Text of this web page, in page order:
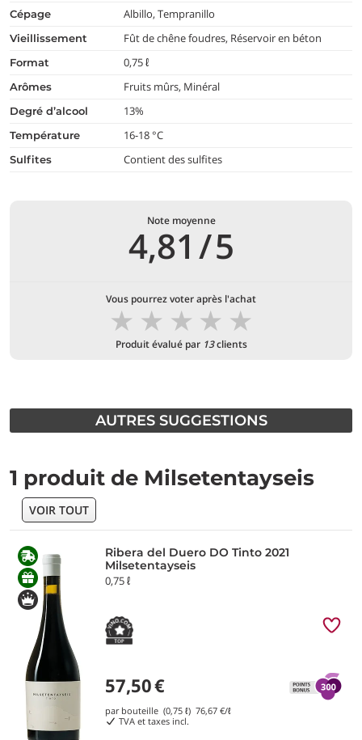
cépage Albillo, Tempranillo
vieillissement Fût de chêne foudres, Réservoir en béton
format 0,75 ℓ
arômes Fruits mûrs, Minéral
degré d’alcool 13%
température 16-18 °C
Sulfites Contient des sulfites
Note moyenne
4,81 /5
Vous pourrez voter après l'achat
★
★
★
★
★
Produit évalué par 13clients
AUTRES SUGGESTIONS
1 produit de Milsetentayseis
VOIR TOUT
Ribera del Duero DO Tinto 2021
Milsetentayseis
0,75 ℓ
57,50€
par bouteille (0,75 ℓ) 76,67 €/ℓ
TVA et taxes incl.